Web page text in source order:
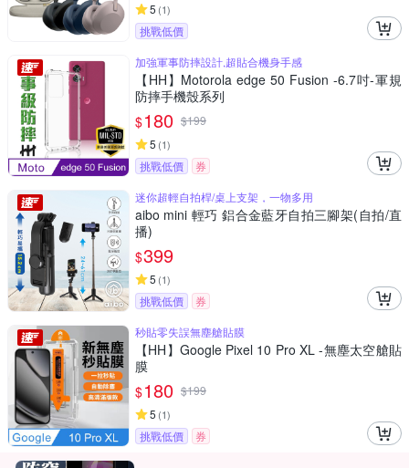
5 (1)
挑戰低價
加強軍事防摔設計,超貼合機身手感
【HH】Motorola edge 50 Fusion -6.7吋-軍規
防摔手機殼系列
$180 $199
5 (1)
挑戰低價
券
迷你超輕自拍桿/桌上支架，一物多用
aibo mini 輕巧 鋁合金藍牙自拍三腳架(自拍/直
播)
$399
5 (1)
挑戰低價
券
秒貼零失誤無塵艙貼膜
【HH】Google Pixel 10 Pro XL -無塵太空艙貼
膜
$180 $199
5 (1)
挑戰低價 券